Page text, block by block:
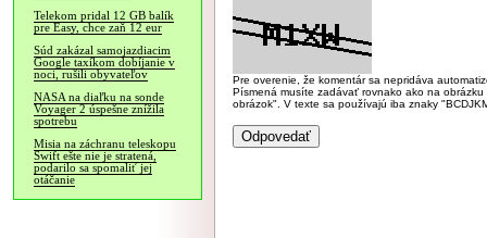
Telekom pridal 12 GB balík
pre Easy, chce zaň 12 eur
Súd zakázal samojazdiacim
Google taxíkom dobíjanie v
noci, rušili obyvateľov
NASA na diaľku na sonde
Voyager 2 úspešne znížila
spotrebu
Misia na záchranu teleskopu
Swift ešte nie je stratená,
podarilo sa spomaliť jej
otáčanie
Pre overenie, že komentár sa nepridáva
Písmená musíte zadávať rovnako ako na
obrázok". V texte sa používajú iba znaky